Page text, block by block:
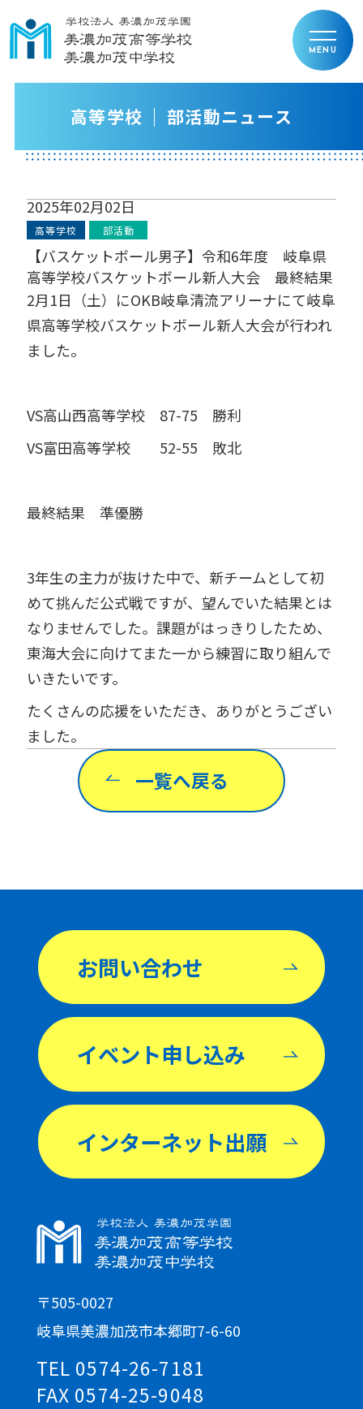
高等学校 部活動ニュース
2025年02月02日
高等学校 部活動
【バスケットボール男子】令和6年度 岐阜県
高等学校バスケットボール新人大会 最終結果
2月1日（土）にOKB岐阜清流アリーナにて岐阜
県高等学校バスケットボール新人大会が行われ
ました。
VS高山西高等学校 87-75 勝利
VS富田高等学校 52-55 敗北
最終結果 準優勝
3年生の主力が抜けた中で、新チームとして初
めて挑んだ公式戦ですが、望んでいた結果とは
なりませんでした。課題がはっきりしたため、
東海大会に向けてまた一から練習に取り組んで
いきたいです。
たくさんの応援をいただき、ありがとうござい
ました。
一覧へ戻る
お問い合わせ
イベント申し込み
インターネット出願
〒505-0027
岐阜県美濃加茂市本郷町7-6-60
TEL 0574-26-7181
FAX 0574-25-9048